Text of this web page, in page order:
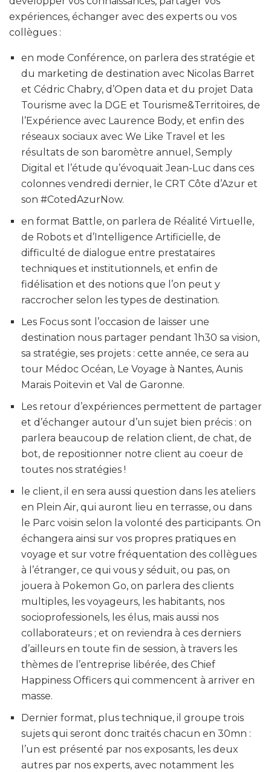
expériences, échanger avec des experts ou vos
collègues :
en mode Conférence, on parlera des stratégie et
du marketing de destination avec Nicolas Barret
et Cédric Chabry, d’Open data et du projet Data
Tourisme avec la DGE et Tourisme&Territoires, de
l’Expérience avec Laurence Body, et enfin des
réseaux sociaux avec We Like Travel et les
résultats de son baromètre annuel, Semply
Digital et l’étude qu’évoquait Jean-Luc dans ces
colonnes vendredi dernier, le CRT Côte d’Azur et
son #CotedAzurNow.
en format Battle, on parlera de Réalité Virtuelle,
de Robots et d’Intelligence Artificielle, de
difficulté de dialogue entre prestataires
techniques et institutionnels, et enfin de
fidélisation et des notions que l’on peut y
raccrocher selon les types de destination.
Les Focus sont l’occasion de laisser une
destination nous partager pendant 1h30 sa vision,
sa stratégie, ses projets : cette année, ce sera au
tour Médoc Océan, Le Voyage à Nantes, Aunis
Marais Poitevin et Val de Garonne.
Les retour d’expériences permettent de partager
et d’échanger autour d’un sujet bien précis : on
parlera beaucoup de relation client, de chat, de
bot, de repositionner notre client au coeur de
toutes nos stratégies !
le client, il en sera aussi question dans les ateliers
en Plein Air, qui auront lieu en terrasse, ou dans
le Parc voisin selon la volonté des participants. On
échangera ainsi sur vos propres pratiques en
voyage et sur votre fréquentation des collègues
à l’étranger, ce qui vous y séduit, ou pas, on
jouera à Pokemon Go, on parlera des clients
multiples, les voyageurs, les habitants, nos
socioprofessionels, les élus, mais aussi nos
collaborateurs ; et on reviendra à ces derniers
d’ailleurs en toute fin de session, à travers les
thèmes de l’entreprise libérée, des Chief
Happiness Officers qui commencent à arriver en
masse.
Dernier format, plus technique, il groupe trois
sujets qui seront donc traités chacun en 30mn :
l’un est présenté par nos exposants, les deux
autres par nos experts, avec notamment les